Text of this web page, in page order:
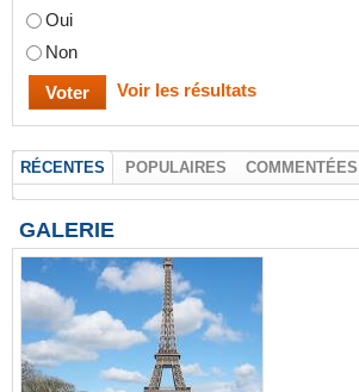
Oui
Non
Voir les résultats
RÉCENTES POPULAIRES COMMENTÉES
GALERIE